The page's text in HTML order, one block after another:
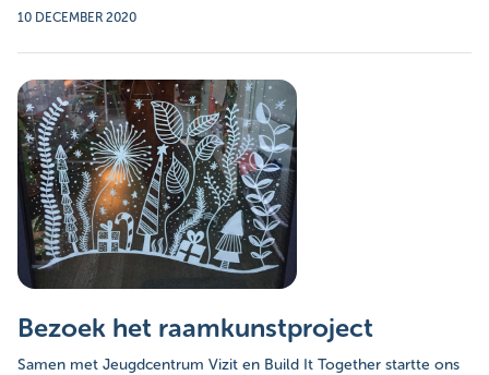
10 DECEMBER 2020
Bezoek het raamkunstproject
Samen met Jeugdcentrum Vizit en Build It Together startte ons